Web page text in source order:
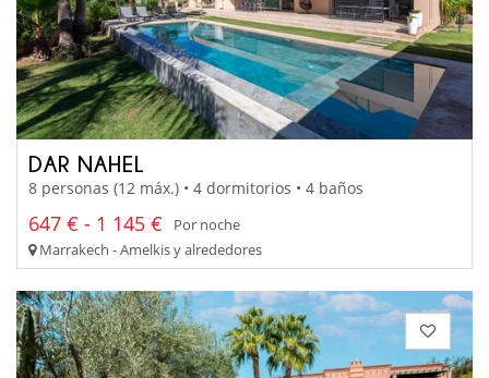
DAR NAHEL
8 personas (12 máx.) • 4 dormitorios • 4 baños
647 € - 1 145 €
Por noche
Marrakech - Amelkis y alrededores